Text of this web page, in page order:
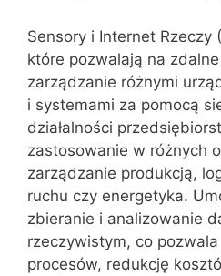
Sensory i Internet Rzeczy
które pozwalają na
zarządzanie różnymi
i systemami za pomocą
działalności
zastosowanie w różnych
zarządzanie produkcją,
ruchu czy energetyka.
zbieranie i analizowanie
rzeczywistym, co
procesów, redukcję